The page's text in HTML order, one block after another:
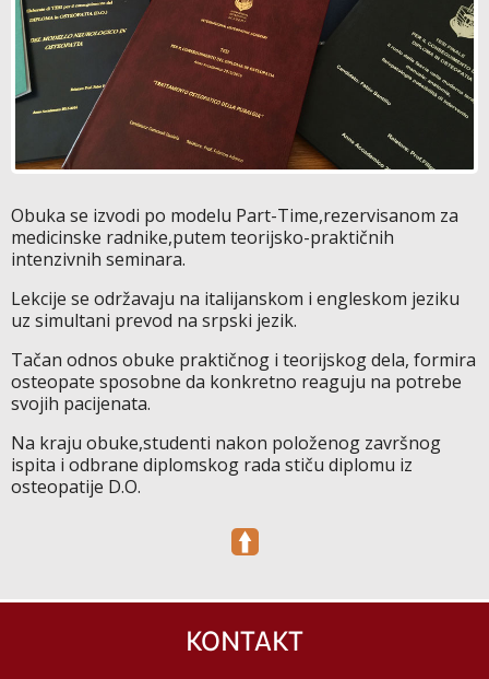
Obuka se izvodi po modelu Part-Time,rezervisanom za
medicinske radnike,putem teorijsko-praktičnih
intenzivnih seminara.
Lekcije se održavaju na italijanskom i engleskom jeziku
uz simultani prevod na srpski jezik.
Tačan odnos obuke praktičnog i teorijskog dela, formira
osteopate sposobne da konkretno reaguju na potrebe
svojih pacijenata.
Na kraju obuke,studenti nakon položenog završnog
ispita i odbrane diplomskog rada stiču diplomu iz
osteopatije D.O.
KONTAKT